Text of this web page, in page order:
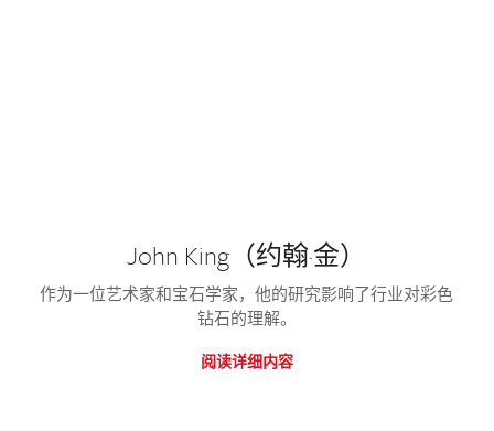
John King（约翰·金）
作为一位艺术家和宝石学家，他的研究影响了行业对彩色
钻石的理解。
阅读详细内容